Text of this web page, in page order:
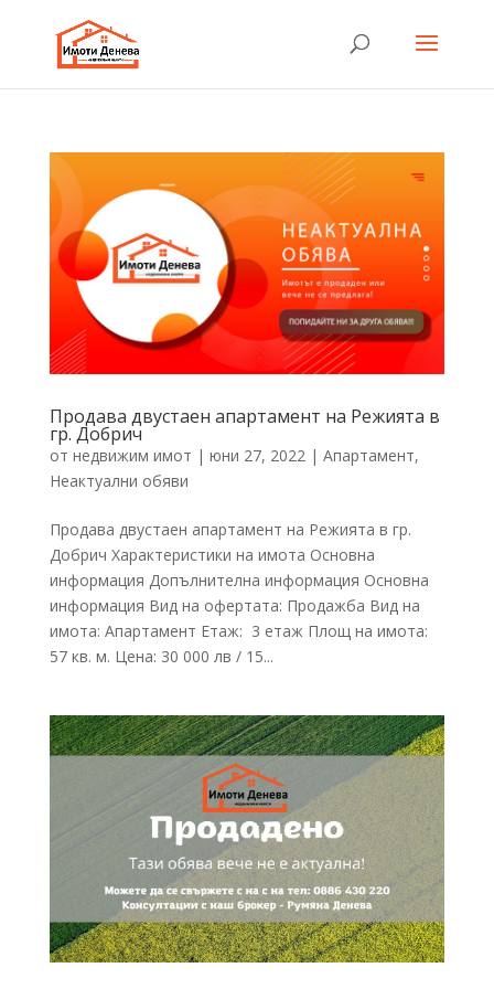
Продава двустаен апартамент на Режията в
гр. Добрич
от недвижим имот | юни 27, 2022| Апартамент,
Неактуални обяви
Продава двустаен апартамент на Режията в гр.
Добрич Характеристики на имота Основна
информация Допълнителна информация Основна
информация Вид на офертата: Продажба Вид на
имота: Апартамент Етаж: 3 етаж Площ на имота:
57 кв. м. Цена: 30 000 лв / 15...